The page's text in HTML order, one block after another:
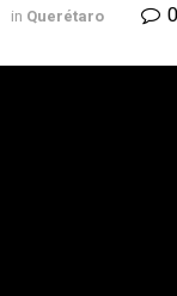
in Querétaro 0